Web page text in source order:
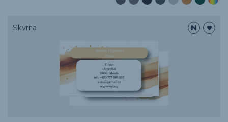
Textil s potlačou
Grafika
Skvrna